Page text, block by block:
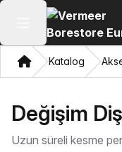
Ana menüyü aç
Ev Katalog
Değişim
Uzun süreli kesme